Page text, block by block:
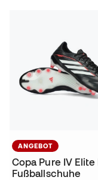
ANGEBOT
Copa Pure IV Elite
Fußballschuhe